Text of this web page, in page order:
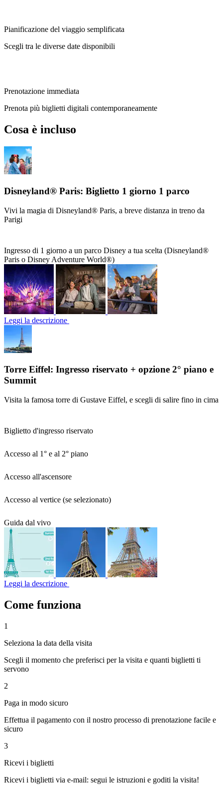
Pianificazione del viaggio semplificata
Scegli tra le diverse date disponibili
Prenotazione immediata
Prenota più biglietti digitali contemporaneamente
Cosa è incluso
Disneyland® Paris: Biglietto 1 giorno 1 parco
Vivi la magia di Disneyland® Paris, a breve distanza in treno da
Parigi
Ingresso di 1 giorno a un parco Disney a tua scelta (Disneyland®
Paris o Disney Adventure World®)
Leggi la descrizione
Torre Eiffel: Ingresso riservato + opzione 2° piano e
Summit
Visita la famosa torre di Gustave Eiffel, e scegli di salire fino in cima
Biglietto d'ingresso riservato
Accesso al 1° e al 2° piano
Accesso all'ascensore
Accesso al vertice (se selezionato)
Guida dal vivo
Leggi la descrizione
Come funziona
1
Seleziona la data della visita
Scegli il momento che preferisci per la visita e quanti biglietti ti
servono
2
Paga in modo sicuro
Effettua il pagamento con il nostro processo di prenotazione facile e
sicuro
3
Ricevi i biglietti
Ricevi i biglietti via e-mail: segui le istruzioni e goditi la visita!